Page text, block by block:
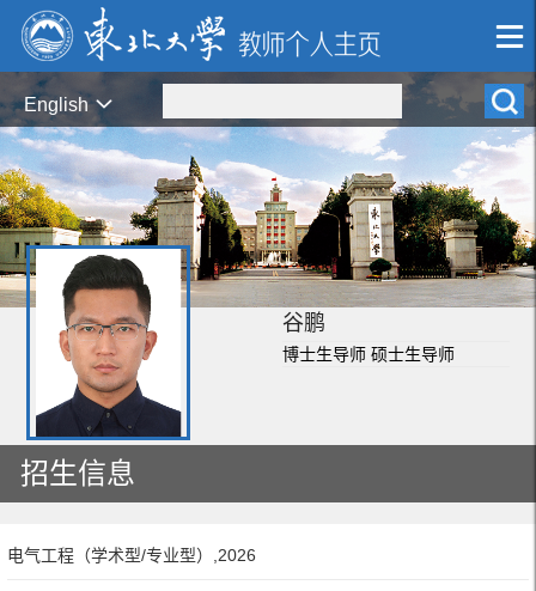
English
谷鹏
博士生导师 硕士生导师
招生信息
电气工程（学术型/专业型）,2026